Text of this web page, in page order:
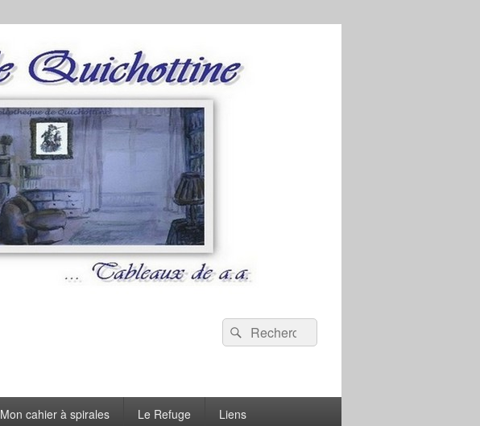
Recherche :
Rechercher
Mon cahier à spirales Le Refuge Liens